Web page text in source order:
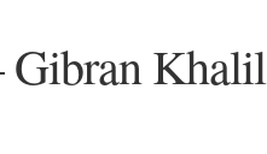
Gibran Khalil